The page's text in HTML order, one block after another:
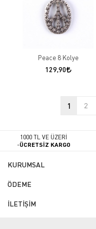
Peace 8 Kolye
129,90
1 2
1000 TL VE ÜZERİ
-ÜCRETSİZ KARGO
KURUMSAL
ÖDEME
İLETİŞİM